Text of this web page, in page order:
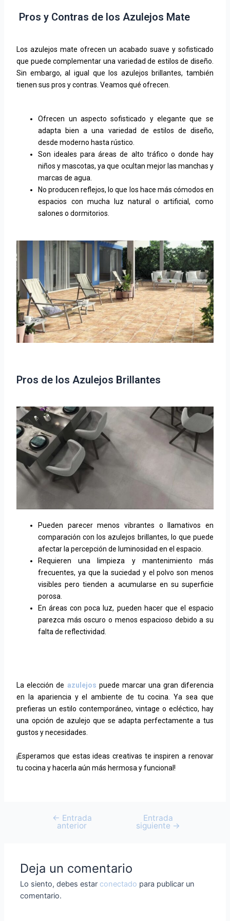
Pros y Contras de los Azulejos Mate
Los azulejos mate ofrecen un acabado suave y sofisticado
que puede complementar una variedad de estilos de diseño.
Sin embargo, al igual que los azulejos brillantes, también
tienen sus pros y contras. Veamos qué ofrecen.
Ofrecen un aspecto sofisticado y elegante que se
adapta bien a una variedad de estilos de diseño,
desde moderno hasta rústico.
Son ideales para áreas de alto tráfico o donde hay
niños y mascotas, ya que ocultan mejor las manchas y
marcas de agua.
No producen reflejos, lo que los hace más cómodos en
espacios con mucha luz natural o artificial, como
salones o dormitorios.
Pros de los Azulejos Brillantes
Pueden parecer menos vibrantes o llamativos en
comparación con los azulejos brillantes, lo que puede
afectar la percepción de luminosidad en el espacio.
Requieren una limpieza y mantenimiento más
frecuentes, ya que la suciedad y el polvo son menos
visibles pero tienden a acumularse en su superficie
porosa.
En áreas con poca luz, pueden hacer que el espacio
parezca más oscuro o menos espacioso debido a su
falta de reflectividad.
La elección de azulejos puede marcar una gran diferencia
en la apariencia y el ambiente de tu cocina. Ya sea que
prefieras un estilo contemporáneo, vintage o ecléctico, hay
una opción de azulejo que se adapta perfectamente a tus
gustos y necesidades.
¡Esperamos que estas ideas creativas te inspiren a renovar
tu cocina y hacerla aún más hermosa y funcional!
← Entrada
anterior
Entrada
siguiente →
Deja un comentario
Lo siento, debes estar conectado para publicar un
comentario.